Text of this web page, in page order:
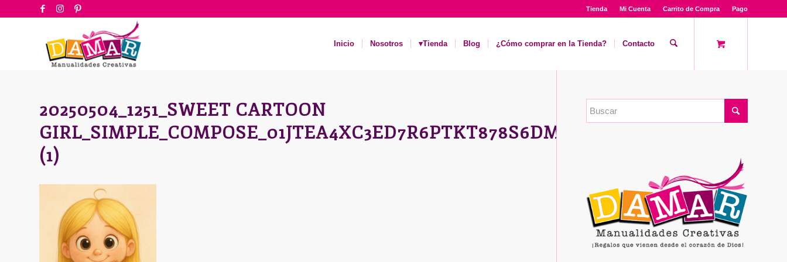
Tienda Mi Cuenta Carrito de Compra Pago
Inicio Nosotros ▾Tienda Blog ¿Cómo comprar en la Tienda? Contacto
20250504_1251_SWEET CARTOON
GIRL_SIMPLE_COMPOSE_01JTEA4XC3ED7R6PTKT878S6DM
(1)